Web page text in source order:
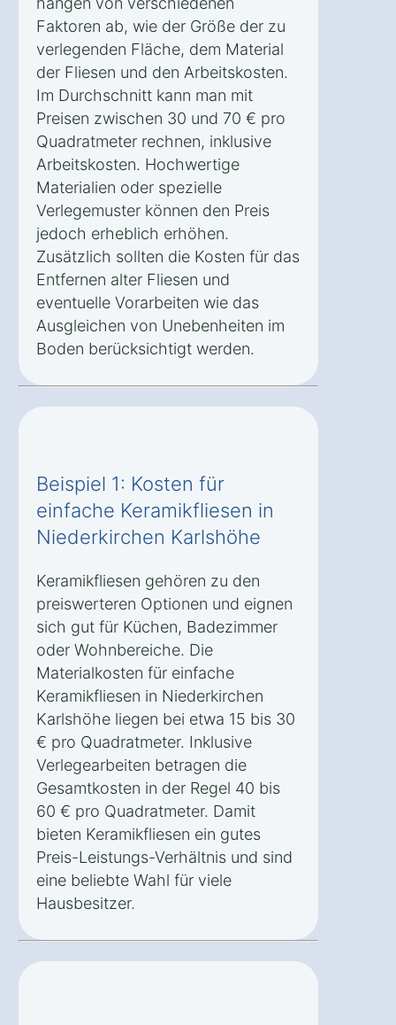
Faktoren ab, wie der Größe der zu
verlegenden Fläche, dem Material
der Fliesen und den Arbeitskosten.
Im Durchschnitt kann man mit
Preisen zwischen 30 und 70 € pro
Quadratmeter rechnen, inklusive
Arbeitskosten. Hochwertige
Materialien oder spezielle
Verlegemuster können den Preis
jedoch erheblich erhöhen.
Zusätzlich sollten die Kosten für das
Entfernen alter Fliesen und
eventuelle Vorarbeiten wie das
Ausgleichen von Unebenheiten im
Boden berücksichtigt werden.
Beispiel 1: Kosten für
einfache Keramikfliesen in
Niederkirchen Karlshöhe
Keramikfliesen gehören zu den
preiswerteren Optionen und eignen
sich gut für Küchen, Badezimmer
oder Wohnbereiche. Die
Materialkosten für einfache
Keramikfliesen in Niederkirchen
Karlshöhe liegen bei etwa 15 bis 30
€ pro Quadratmeter. Inklusive
Verlegearbeiten betragen die
Gesamtkosten in der Regel 40 bis
60 € pro Quadratmeter. Damit
bieten Keramikfliesen ein gutes
Preis-Leistungs-Verhältnis und sind
eine beliebte Wahl für viele
Hausbesitzer.